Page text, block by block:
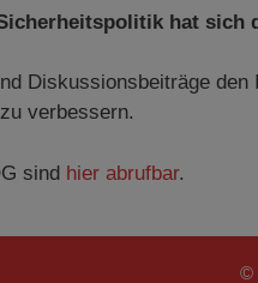
hat sich
Diskussionsbeiträge
verbessern.
sind hier abrufbar.
©